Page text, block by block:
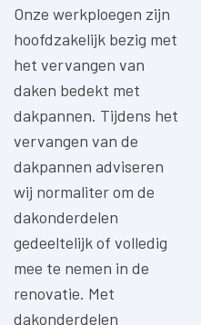
Onze werkploegen zijn
hoofdzakelijk bezig met
het vervangen van
daken bedekt met
dakpannen. Tijdens het
vervangen van de
dakpannen adviseren
wij normaliter om de
dakonderdelen
gedeeltelijk of volledig
mee te nemen in de
renovatie. Met
dakonderdelen